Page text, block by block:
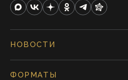
НОВОСТИ
ФОРМАТЫ